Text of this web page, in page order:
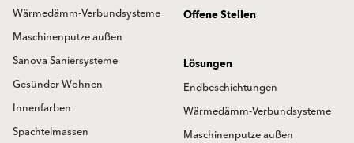
Wärmedämm-Verbundsysteme
Maschinenputze außen
Sanova Saniersysteme
Gesünder Wohnen
Innenfarben
Spachtelmassen
Offene Stellen
Lösungen
Endbeschichtungen
Wärmedämm-Verbundsysteme
Maschinenputze außen